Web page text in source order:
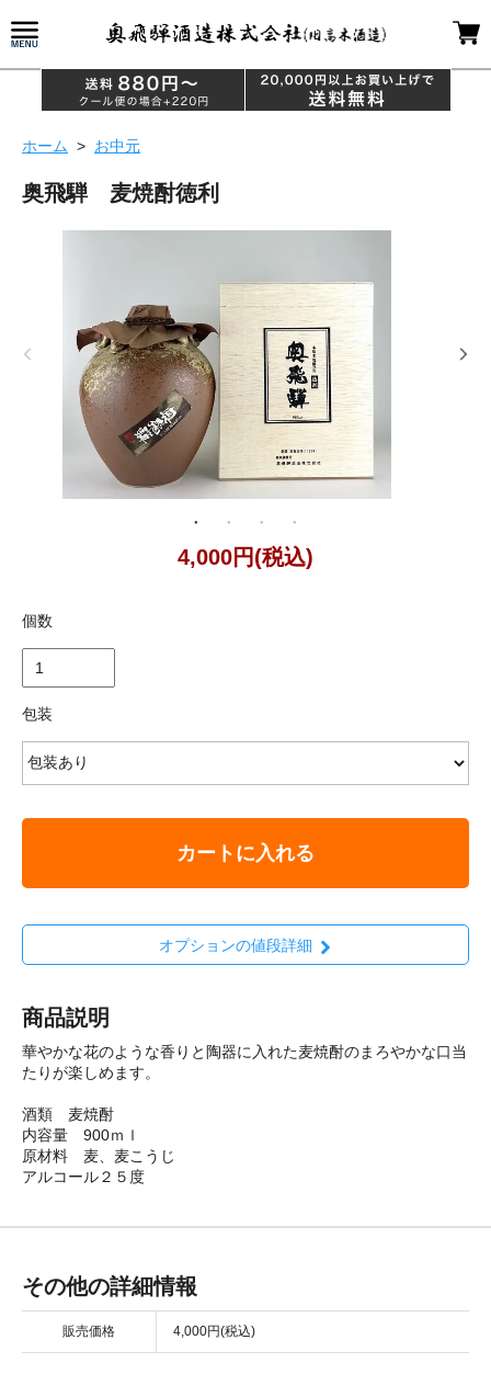
ホーム > お中元
奥飛騨 麦焼酎徳利
4,000円(税込)
個数
包装
カートに入れる
オプションの値段詳細
商品説明
華やかな花のような香りと陶器に入れた麦焼酎のまろやかな口当
たりが楽しめます。
酒類 麦焼酎
内容量 900ｍｌ
原材料 麦、麦こうじ
アルコール２５度
その他の詳細情報
販売価格 4,000円(税込)